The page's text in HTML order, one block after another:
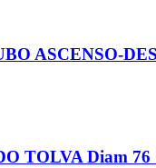
ASCENSO-
TOLVA Diam 76